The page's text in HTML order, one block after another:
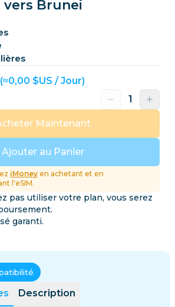
vers Brunei
(≈0,00 $US / Jour)
Ajouter au Panier
Maintenant
iMoney en achetant et en
l'eSIM.
pas utiliser votre plan, vous serez
garanti.
Description